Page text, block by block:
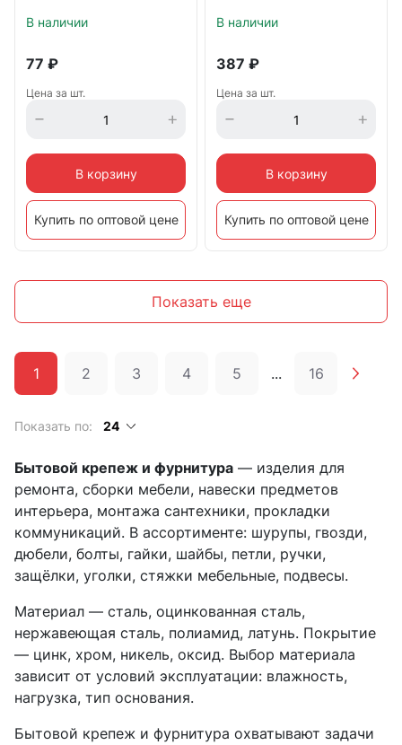
В наличии
77 ₽
Цена за шт.
В корзину
Купить по оптовой цене
В наличии
387 ₽
Цена за шт.
В корзину
Купить по оптовой цене
Показать еще
1 2 3 4 5 ... 16
Показать по: 24
Бытовой крепеж и фурнитура — изделия для
ремонта, сборки мебели, навески предметов
интерьера, монтажа сантехники, прокладки
коммуникаций. В ассортименте: шурупы, гвозди,
дюбели, болты, гайки, шайбы, петли, ручки,
защёлки, уголки, стяжки мебельные, подвесы.
Материал — сталь, оцинкованная сталь,
нержавеющая сталь, полиамид, латунь. Покрытие
— цинк, хром, никель, оксид. Выбор материала
зависит от условий эксплуатации: влажность,
нагрузка, тип основания.
Бытовой крепеж и фурнитура охватывают задачи